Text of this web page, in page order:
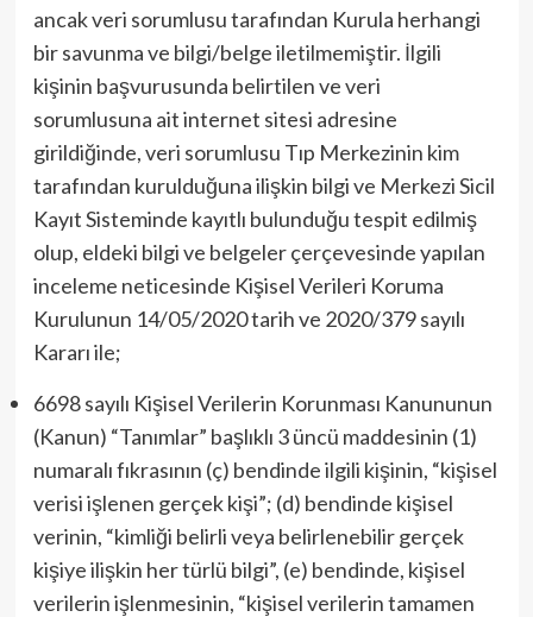
ancak veri sorumlusu tarafından Kurula herhangi
bir savunma ve bilgi/belge iletilmemiştir. İlgili
kişinin başvurusunda belirtilen ve veri
sorumlusuna ait internet sitesi adresine
girildiğinde, veri sorumlusu Tıp Merkezinin kim
tarafından kurulduğuna ilişkin bilgi ve Merkezi Sicil
Kayıt Sisteminde kayıtlı bulunduğu tespit edilmiş
olup, eldeki bilgi ve belgeler çerçevesinde yapılan
inceleme neticesinde Kişisel Verileri Koruma
Kurulunun 14/05/2020 tarih ve 2020/379 sayılı
Kararı ile;
6698 sayılı Kişisel Verilerin Korunması Kanununun
(Kanun) “Tanımlar” başlıklı 3 üncü maddesinin (1)
numaralı fıkrasının (ç) bendinde ilgili kişinin, “kişisel
verisi işlenen gerçek kişi”; (d) bendinde kişisel
verinin, “kimliği belirli veya belirlenebilir gerçek
kişiye ilişkin her türlü bilgi”, (e) bendinde, kişisel
verilerin işlenmesinin, “kişisel verilerin tamamen